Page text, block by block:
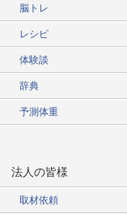
脳トレ
レシピ
体験談
辞典
予測体重
法人の皆様
取材依頼